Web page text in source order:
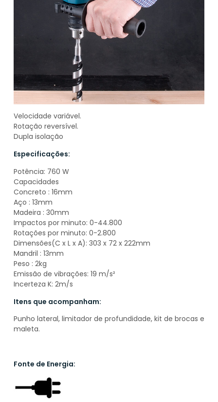
Velocidade variável.
Rotação reversível.
Dupla isolação
Especificações:
Potência: 760 W
Capacidades
Concreto : 16mm
Aço : 13mm
Madeira : 30mm
Impactos por minuto: 0-44.800
Rotações por minuto: 0-2.800
Dimensões(C x L x A): 303 x 72 x 222mm
Mandril : 13mm
Peso : 2kg
Emissão de vibrações: 19 m/s²
Incerteza K: 2m/s
Itens que acompanham:
Punho lateral, limitador de profundidade, kit de brocas e
maleta.
Fonte de Energia: